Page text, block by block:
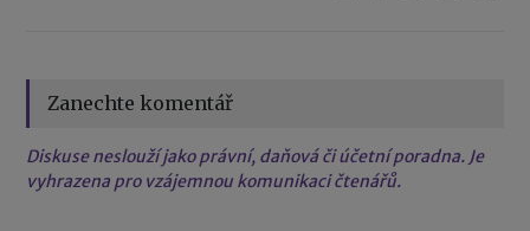
Zanechte komentář
Diskuse neslouží jako právní, daňová či účetní poradna. Je
vyhrazena pro vzájemnou komunikaci čtenářů.